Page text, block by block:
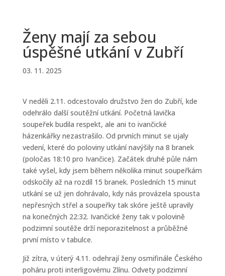
Ženy mají za sebou
úspěšné utkání v Zubří
03. 11. 2025
V neděli 2.11. odcestovalo družstvo žen do Zubří, kde
odehrálo další soutěžní utkání. Početná lavička
soupeřek budila respekt, ale ani to ivančické
házenkářky nezastrašilo. Od prvních minut se ujaly
vedení, které do poloviny utkání navýšily na 8 branek
(poločas 18:10 pro Ivančice). Začátek druhé půle nám
také vyšel, kdy jsem během několika minut soupeřkám
odskočily až na rozdíl 15 branek. Posledních 15 minut
utkání se už jen dohrávalo, kdy nás provázela spousta
nepřesných střel a soupeřky tak skóre ještě upravily
na konečných 22:32. Ivančické ženy tak v polovině
podzimní soutěže drží neporazitelnost a průběžné
první místo v tabulce.
Již zítra, v úterý 4.11. odehrají ženy osmifinále Českého
poháru proti interligovému Zlínu. Odvety podzimní